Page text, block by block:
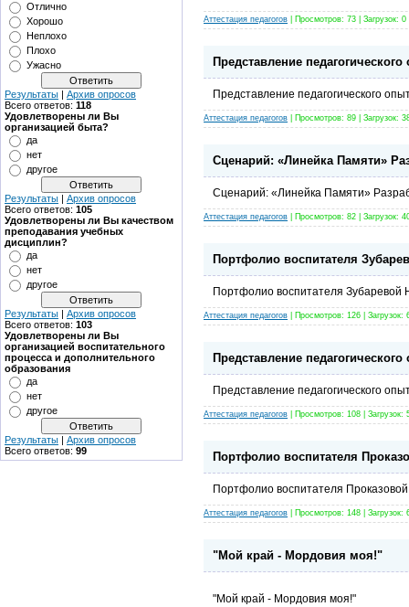
Отлично
Хорошо
Неплохо
Плохо
Ужасно
Результаты | Архив опросов
Всего ответов: 118
Удовлетворены ли Вы
организацией быта?
да
нет
другое
Результаты | Архив опросов
Всего ответов: 105
Удовлетворены ли Вы качеством
преподавания учебных
дисциплин?
да
нет
другое
Результаты | Архив опросов
Всего ответов: 103
Удовлетворены ли Вы
организацией воспитательного
процесса и дополнительного
образования
да
нет
другое
Результаты | Архив опросов
Всего ответов: 99
Аттестация педагогов | Просмотров: 73 | Загрузок:
Представление
Представление педагогического
Аттестация педагогов | Просмотров: 89 | Загрузок:
Сценарий: «Линейка Памяти»
Сценарий: «Линейка Памяти»
Аттестация педагогов | Просмотров: 82 | Загрузок:
Портфолио воспитателя
Портфолио воспитателя Зубаревой
Аттестация педагогов | Просмотров: 126 |
Представление
Представление педагогического
Аттестация педагогов | Просмотров: 108 |
Портфолио воспитателя
Портфолио воспитателя
Аттестация педагогов | Просмотров: 148 |
"Мой край - Мордовия моя!"
"Мой край - Мордовия моя!"